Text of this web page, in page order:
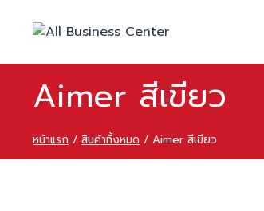
Aimer สีเขียว
หน้าแรก / สินค้าทั้งหมด / Aimer สีเขียว